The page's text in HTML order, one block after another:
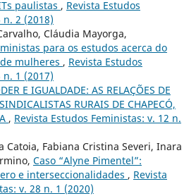
paulistas , Revista Estudos
n. 2 (2018)
Cláudia Mayorga,
para os estudos acerca do
mulheres , Revista Estudos
n. 1 (2017)
E IGUALDADE: AS RELAÇÕES DE
RURAIS DE CHAPECÓ,
, Revista Estudos Feministas: v. 12 n.
Catoia, Fabiana Cristina Severi, Inara
Caso “Alyne Pimentel”:
e interseccionalidades , Revista
v. 28 n. 1 (2020)